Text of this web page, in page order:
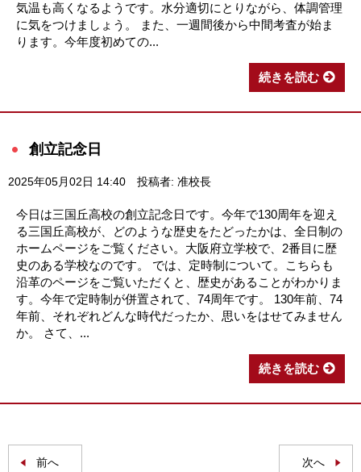
気温も高くなるようです。水分適切にとりながら、体調管理
に気をつけましょう。 また、一週間後から中間考査が始ま
ります。今年度初めての...
続きを読む
創立記念日
2025年05月02日 14:40 投稿者: 准校長
今日は三国丘高校の創立記念日です。今年で130周年を迎え
る三国丘高校が、どのような歴史をたどったかは、全日制の
ホームページをご覧ください。大阪府立学校で、2番目に歴
史のある学校なのです。 では、定時制について。こちらも
沿革のページをご覧いただくと、歴史があることがわかりま
す。今年で定時制が併置されて、74周年です。 130年前、74
年前、それぞれどんな時代だったか、思いをはせてみません
か。 さて、...
続きを読む
前へ 次へ